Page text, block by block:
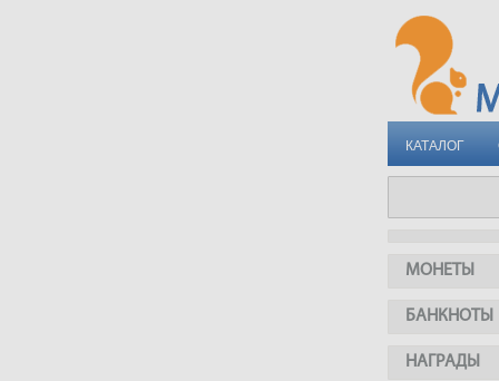
КАТАЛОГ
МОНЕТЫ
БАНКНОТЫ
НАГРАДЫ